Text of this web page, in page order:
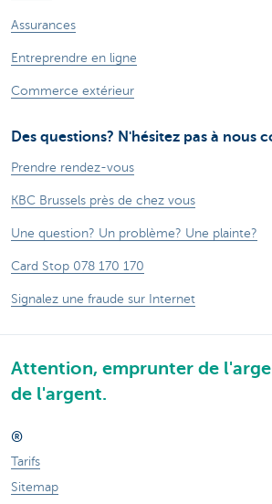
Assurances
Entreprendre en ligne
Commerce extérieur
Des questions? N'hésitez pas à nous
Prendre rendez-vous
KBC Brussels près de chez vous
Une question? Un problème? Une plainte?
Card Stop 078 170 170
Signalez une fraude sur Internet
Attention, emprunter de
de l'argent.
®
Tarifs
Sitemap